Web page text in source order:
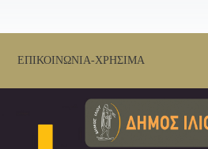
ΕΠΙΚΟΙΝΩΝΙΑ-ΧΡΗΣΙΜΑ